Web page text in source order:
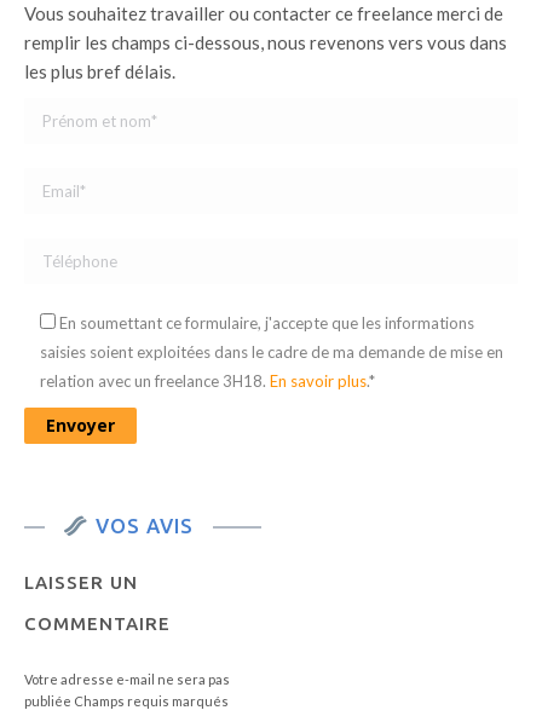
Vous souhaitez travailler ou contacter ce freelance merci de
remplir les champs ci-dessous, nous revenons vers vous dans
les plus bref délais.
En soumettant ce formulaire, j'accepte que les informations
saisies soient exploitées dans le cadre de ma demande de mise en
relation avec un freelance 3H18. En savoir plus.*
VOS AVIS
LAISSER UN
COMMENTAIRE
Votre adresse e-mail ne sera pas
publiée Champs requis marqués